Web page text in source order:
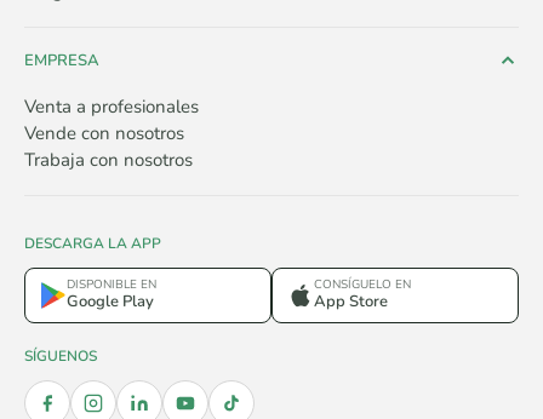
EMPRESA
Venta a profesionales
Vende con nosotros
Trabaja con nosotros
DESCARGA LA APP
DISPONIBLE EN
Google Play
CONSÍGUELO EN
App Store
SÍGUENOS